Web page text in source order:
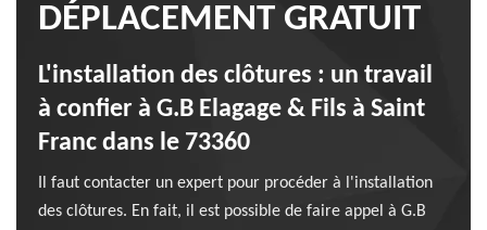
DÉPLACEMENT GRATUIT
L'installation des clôtures : un travail
à confier à G.B Elagage & Fils à Saint
Franc dans le 73360
Il faut contacter un expert pour procéder à l'installation
des clôtures. En fait, il est possible de faire appel à G.B